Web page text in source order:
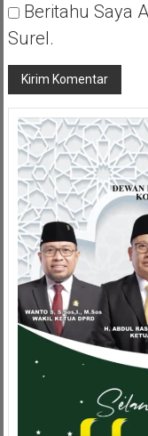
Beritahu Saya
Surel.